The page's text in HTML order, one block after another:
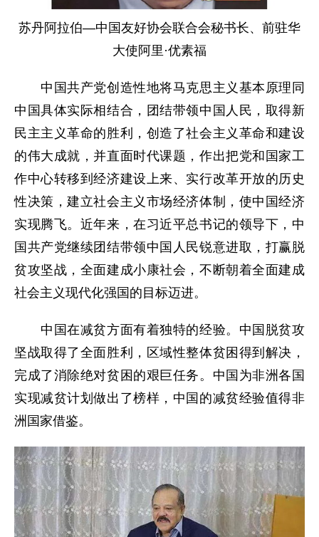
苏丹阿拉伯—中国友好协会联合会秘书长、前驻华
大使阿里·优素福
中国共产党创造性地将马克思主义基本原理同
中国具体实际相结合，团结带领中国人民，取得新
民主主义革命的胜利，创造了社会主义革命和建设
的伟大成就，并直面时代课题，作出把党和国家工
作中心转移到经济建设上来、实行改革开放的历史
性决策，建立社会主义市场经济体制，使中国经济
实现腾飞。近年来，在习近平总书记的领导下，中
国共产党继续团结带领中国人民锐意进取，打赢脱
贫攻坚战，全面建成小康社会，不断朝着全面建成
社会主义现代化强国的目标迈进。
中国在减贫方面有着独特的经验。中国脱贫攻
坚战取得了全面胜利，区域性整体贫困得到解决，
完成了消除绝对贫困的艰巨任务。中国为非洲各国
实现减贫计划做出了榜样，中国的减贫经验值得非
洲国家借鉴。